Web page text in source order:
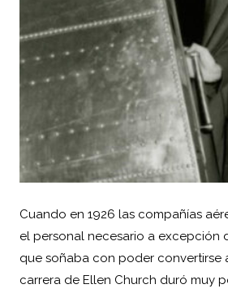
Cuando en 1926 las compañías
el personal necesario a excepción
que soñaba con poder convertirse
carrera de Ellen Church duró muy